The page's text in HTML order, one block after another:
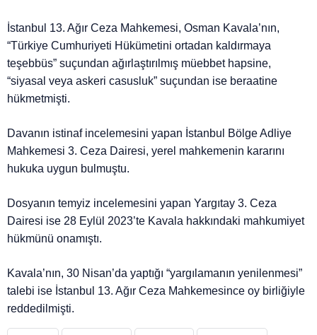
İstanbul 13. Ağır Ceza Mahkemesi, Osman Kavala’nın,
“Türkiye Cumhuriyeti Hükümetini ortadan kaldırmaya
teşebbüs” suçundan ağırlaştırılmış müebbet hapsine,
“siyasal veya askeri casusluk” suçundan ise beraatine
hükmetmişti.
Davanın istinaf incelemesini yapan İstanbul Bölge Adliye
Mahkemesi 3. Ceza Dairesi, yerel mahkemenin kararını
hukuka uygun bulmuştu.
Dosyanın temyiz incelemesini yapan Yargıtay 3. Ceza
Dairesi ise 28 Eylül 2023’te Kavala hakkındaki mahkumiyet
hükmünü onamıştı.
Kavala’nın, 30 Nisan’da yaptığı “yargılamanın yenilenmesi”
talebi ise İstanbul 13. Ağır Ceza Mahkemesince oy birliğiyle
reddedilmişti.